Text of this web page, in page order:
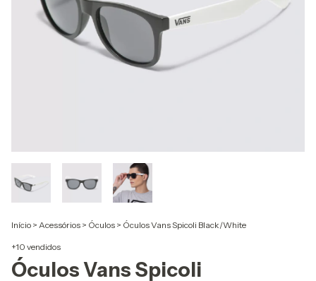
Início > Acessórios > Óculos > Óculos Vans Spicoli Black/White
+10 vendidos
Óculos Vans Spicoli